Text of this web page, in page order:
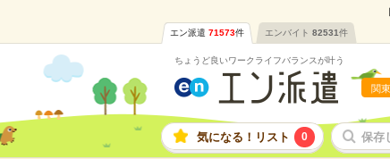
エン派遣 71573件 エンバイト 82531件
ちょうど良いワークライフバランスが叶う
関
気になる！リスト 0 保存